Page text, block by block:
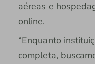
aéreas e
online.
“Enquanto
completa,